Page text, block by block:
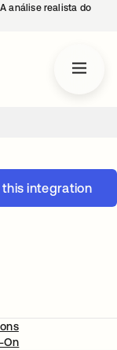
análise realista do
integration
On